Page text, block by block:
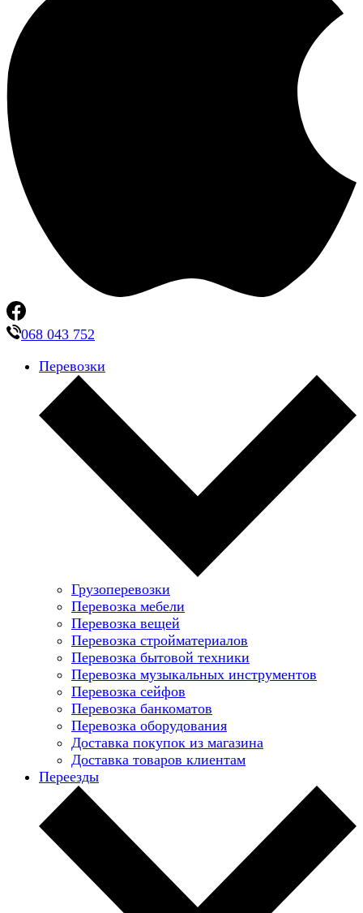
068 043 752
Перевозки
Грузоперевозки
Перевозка мебели
Перевозка вещей
Перевозка стройматериалов
Перевозка бытовой техники
Перевозка музыкальных инструментов
Перевозка сейфов
Перевозка банкоматов
Перевозка оборудования
Доставка покупок из магазина
Доставка товаров клиентам
Переезды